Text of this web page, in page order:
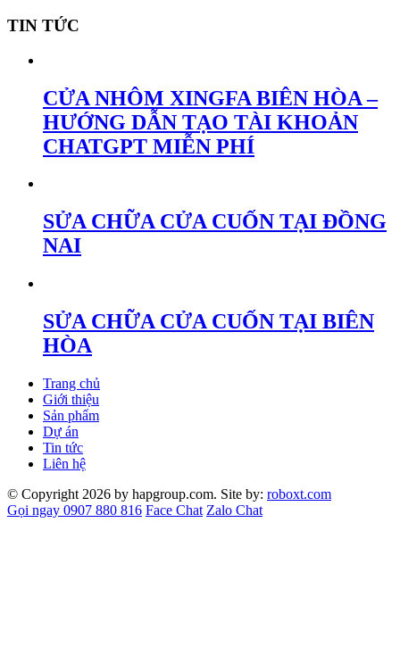
TIN TỨC
CỬA NHÔM XINGFA BIÊN HÒA –
HƯỚNG DẪN TẠO TÀI KHOẢN
CHATGPT MIỄN PHÍ
SỬA CHỮA CỬA CUỐN TẠI ĐỒNG
NAI
SỬA CHỮA CỬA CUỐN TẠI BIÊN
HÒA
Trang chủ
Giới thiệu
Sản phẩm
Dự án
Tin tức
Liên hệ
© Copyright 2026 by hapgroup.com. Site by: roboxt.com
Gọi ngay 0907 880 816 Face Chat Zalo Chat